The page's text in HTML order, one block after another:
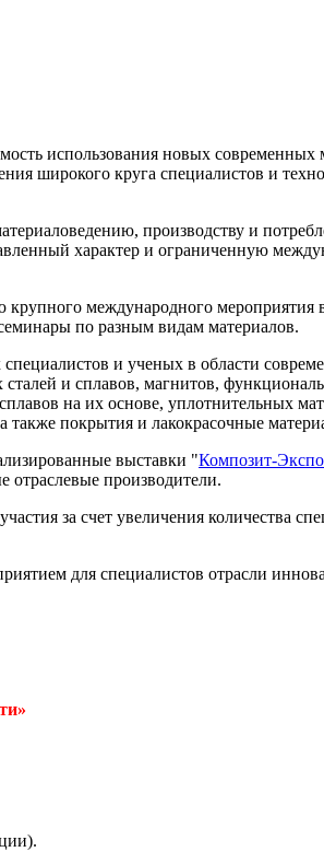
использования новых современных
широкого круга специалистов и
производству и
характер и ограниченную
международного мероприятия
по разным видам материалов.
и ученых в области
и сплавов, магнитов,
на их основе, уплотнительных
также покрытия и лакокрасочные
выставки "Композит-
отраслевые производители.
за счет увеличения количества
для специалистов отрасли